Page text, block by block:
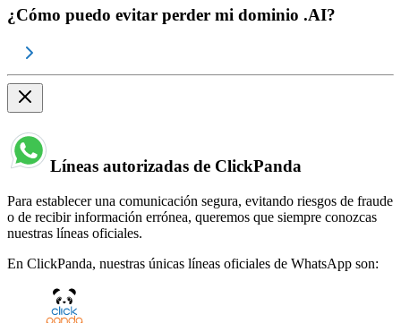
¿Cómo puedo evitar perder mi dominio .AI?
Líneas autorizadas de ClickPanda
Para establecer una comunicación segura, evitando riesgos de fraude
o de recibir información errónea, queremos que siempre conozcas
nuestras líneas oficiales.
En ClickPanda, nuestras únicas líneas oficiales de WhatsApp son: